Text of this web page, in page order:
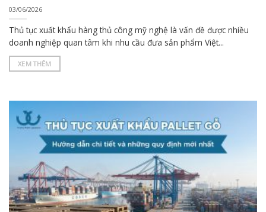
03/06/2026
Thủ tục xuất khẩu hàng thủ công mỹ nghệ là vấn đề được nhiều
doanh nghiệp quan tâm khi nhu cầu đưa sản phẩm Việt...
XEM THÊM